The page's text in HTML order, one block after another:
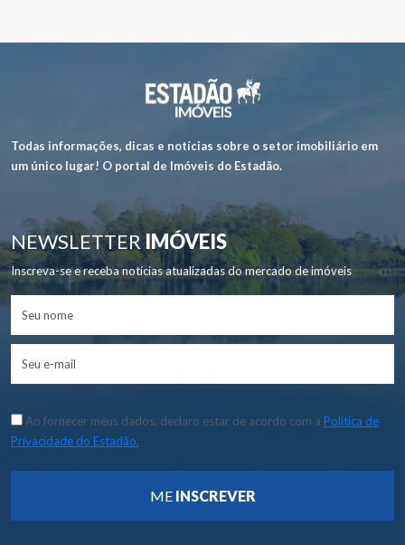
Todas informações, dicas e notícias sobre o setor imobiliário em
um único lugar! O portal de Imóveis do Estadão.
NEWSLETTERIMÓVEIS
Inscreva-se e receba notícias atualizadas do mercado de imóveis
Ao fornecer meus dados, declaro estar de acordo com a Política de
Privacidade do Estadão.
ME INSCREVER